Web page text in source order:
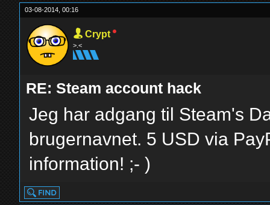
03-08-2014, 00:16
Crypt
>.<
RE: Steam account hack
Jeg har adgang til Steam's
brugernavnet. 5 USD via
information! ;- )